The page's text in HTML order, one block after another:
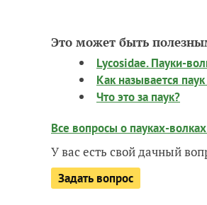
Это может быть
Lycosidae. Пауки-
Как называется
Что это за паук?
Все вопросы о пауках-
У вас есть свой дачный
Задать вопрос